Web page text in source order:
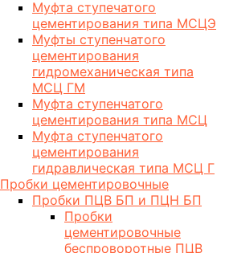
Муфта ступечатого
цементирования типа МСЦЭ
Муфты ступенчатого
цементирования
гидромеханическая типа
МСЦ ГМ
Муфта ступенчатого
цементирования типа МСЦ
Муфта ступенчатого
цементирования
гидравлическая типа МСЦ Г
Пробки цементировочные
Пробки ПЦВ БП и ПЦН БП
Пробки
цементировочные
беспроворотные ПЦВ